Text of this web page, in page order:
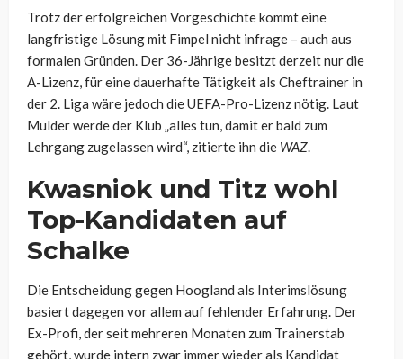
Trotz der erfolgreichen Vorgeschichte kommt eine
langfristige Lösung mit Fimpel nicht infrage – auch aus
formalen Gründen. Der 36-Jährige besitzt derzeit nur die
A-Lizenz, für eine dauerhafte Tätigkeit als Cheftrainer in
der 2. Liga wäre jedoch die UEFA-Pro-Lizenz nötig. Laut
Mulder werde der Klub „alles tun, damit er bald zum
Lehrgang zugelassen wird“, zitierte ihn die WAZ.
Kwasniok und Titz wohl
Top-Kandidaten auf
Schalke
Die Entscheidung gegen Hoogland als Interimslösung
basiert dagegen vor allem auf fehlender Erfahrung. Der
Ex-Profi, der seit mehreren Monaten zum Trainerstab
gehört, wurde intern zwar immer wieder als Kandidat